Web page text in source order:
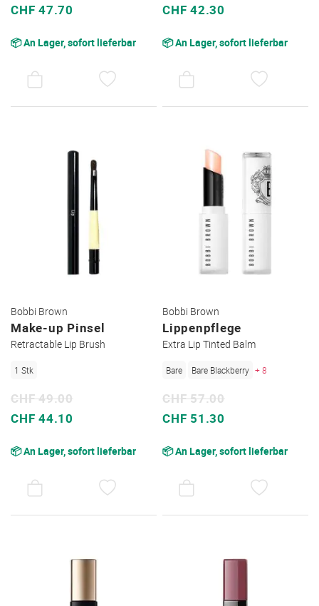
Sonderpreis
CHF 47.70
📦 An Lager, sofort lieferbar
Sonderpreis
CHF 42.30
📦 An Lager, sofort lieferbar
Bobbi Brown
Make-up Pinsel
Retractable Lip Brush
1 Stk
Sonderpreis
CHF 44.10
CHF 49.00
📦 An Lager, sofort lieferbar
Bobbi Brown
Lippenpflege
Extra Lip Tinted Balm
Bare Bare Blackberry + 8
Sonderpreis
CHF 51.30
CHF 57.00
📦 An Lager, sofort lieferbar